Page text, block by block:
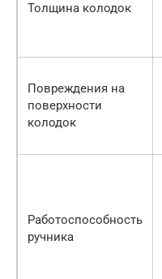
Толщина колодок
Повреждения на
поверхности
колодок
Работоспособность
ручника